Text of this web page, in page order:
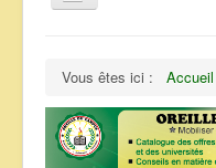
la
REPERTOIRE
QUI SOMMES NOUS ?
NOS SERVICES
Vous êtes ici : Accueil